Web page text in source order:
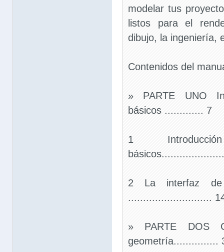
modelar tus
listos para el
dibujo, la ingeniería,
Contenidos del
» PARTE UNO
básicos ............. 7
1
2 La interfaz de
............................
» PARTE DOS
geometría...............